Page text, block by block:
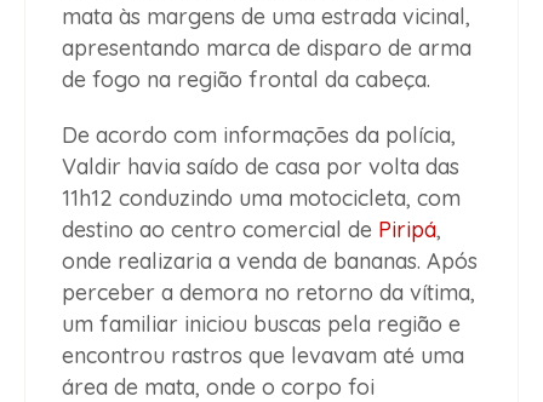
mata às margens de uma estrada vicinal,
apresentando marca de disparo de arma
de fogo na região frontal da cabeça.
De acordo com informações da polícia,
Valdir havia saído de casa por volta das
11h12 conduzindo uma motocicleta, com
destino ao centro comercial de Piripá,
onde realizaria a venda de bananas. Após
perceber a demora no retorno da vítima,
um familiar iniciou buscas pela região e
encontrou rastros que levavam até uma
área de mata, onde o corpo foi